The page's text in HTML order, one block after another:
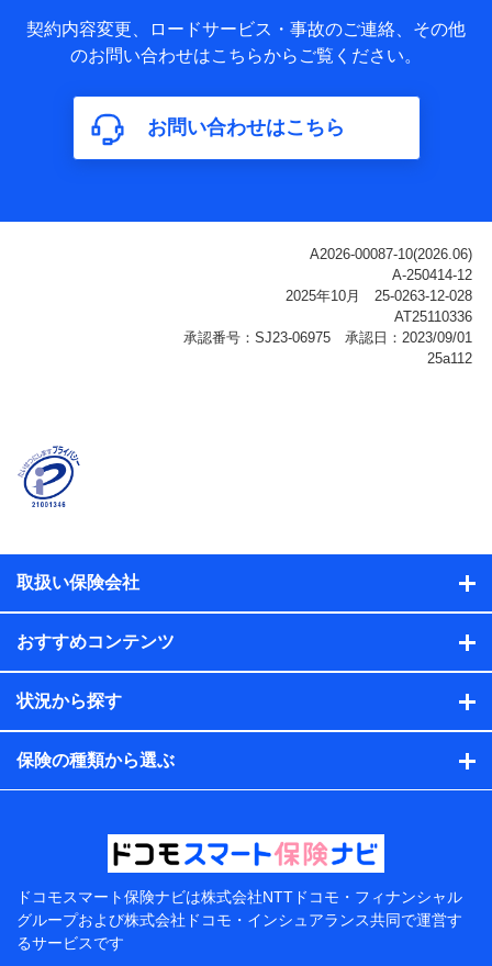
基本情報
氏名、電話番号、メールアドレス、お客さまの識別子、
属性、連絡先、dポイントサービスのご利用に関する情
構成、住所、dポイント残高、dポイント利用履歴などが
含まれます。
利用情報
ご契約状態・ご利用履歴インターネット利用時の行動に
関する情報、アプリケーション利用時の行動に関する情
報、購入されたサービスや商品の名称・購入場所・決済
に関する情報、アンケートの回答に関する情報などが含
名、住所、生年月日、性別、保険契約者と被保険者の関
係、保険加入の目的、保険商品の内容、保険料、保険料
のお支払方法、車のメーカーや走行距離などの情報、建
ル内容や送信履歴の情報及び保険の更改案内等を提供し
保険契約情報
当社または株式会社NTTドコモ・フィナンシャルグルー
プが取得し、又は保有する保険契約に関する情報。例と
して、保険契約者及び被保険者の氏名、住所、生年月
日、性別、保険契約者と被保険者の関係、保険加入の目
的、保険商品の内容、保険料、保険料のお支払方法、車
のメーカーや走行距離などの情報、建物の構造や築年数
などの情報、ペットの種類や年齢などの情報などが含ま
提供当事者から受領当事者が個人データを取得する方法
電子的・電磁的方法等
【共同して利用する者の範囲】
当社
株式会社NTTドコモ・フィナンシャルグループ
契約内容変更、ロードサービス・事故のご連絡、その他
のお問い合わせはこちらからご覧ください。
お問い合わせはこちら
取扱い保険会社
おすすめコンテンツ
状況から探す
保険の種類から選ぶ
ドコモスマート保険ナビは株式会社NTTドコモ・フィナンシャル
グループおよび株式会社ドコモ・インシュアランス共同で運営す
るサービスです